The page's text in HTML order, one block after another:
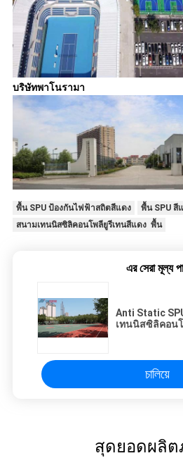
บริษัทพาโนรามา
พื้น SPU ป้องกันไฟฟ้าสถิตสีแดง
พื้น SPU สี
สนามเทนนิสซิลิคอนโพลียูรีเทนสีแดง พื้น
এর সেরা মূল্য
Anti Static
เทนนิสซิลิคอน
চালিয়ে
สุดยอดผลิ